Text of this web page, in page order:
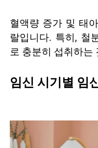
혈액량 증가 및 태
랄입니다. 특히, 철
로 충분히 섭취하는
임신 시기별 임